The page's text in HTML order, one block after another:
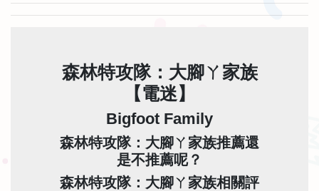
森林特攻隊：大腳ㄚ家族
【電迷】
Bigfoot Family
森林特攻隊：大腳ㄚ家族推薦還
是不推薦呢？
森林特攻隊：大腳ㄚ家族相關評